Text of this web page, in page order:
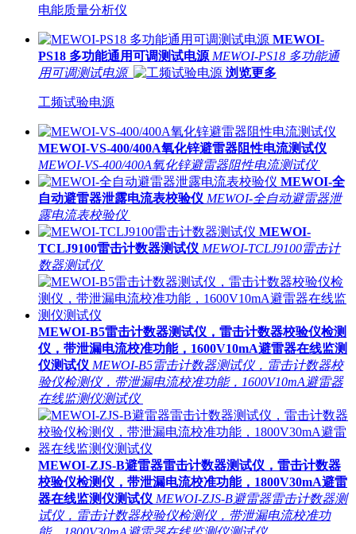
电能质量分析仪
MEWOI-
PS18 多功能通用可调测试电源 MEWOI-PS18 多功能通
用可调测试电源
浏览更多
工频试验电源
MEWOI-VS-400/400A氧化锌避雷器阻性电流测试仪
MEWOI-VS-400/400A氧化锌避雷器阻性电流测试仪
MEWOI-全
自动避雷器泄露电流表校验仪 MEWOI-全自动避雷器泄
露电流表校验仪
MEWOI-
TCLJ9100雷击计数器测试仪 MEWOI-TCLJ9100雷击计
数器测试仪
MEWOI-B5雷击计数器测试仪，雷击计数器校验仪检测
仪，带泄漏电流校准功能，1600V10mA避雷器在线监测
仪测试仪 MEWOI-B5雷击计数器测试仪，雷击计数器校
验仪检测仪，带泄漏电流校准功能，1600V10mA避雷器
在线监测仪测试仪
MEWOI-ZJS-B避雷器雷击计数器测试仪，雷击计数器
校验仪检测仪，带泄漏电流校准功能，1800V30mA避雷
器在线监测仪测试仪 MEWOI-ZJS-B避雷器雷击计数器测
试仪，雷击计数器校验仪检测仪，带泄漏电流校准功